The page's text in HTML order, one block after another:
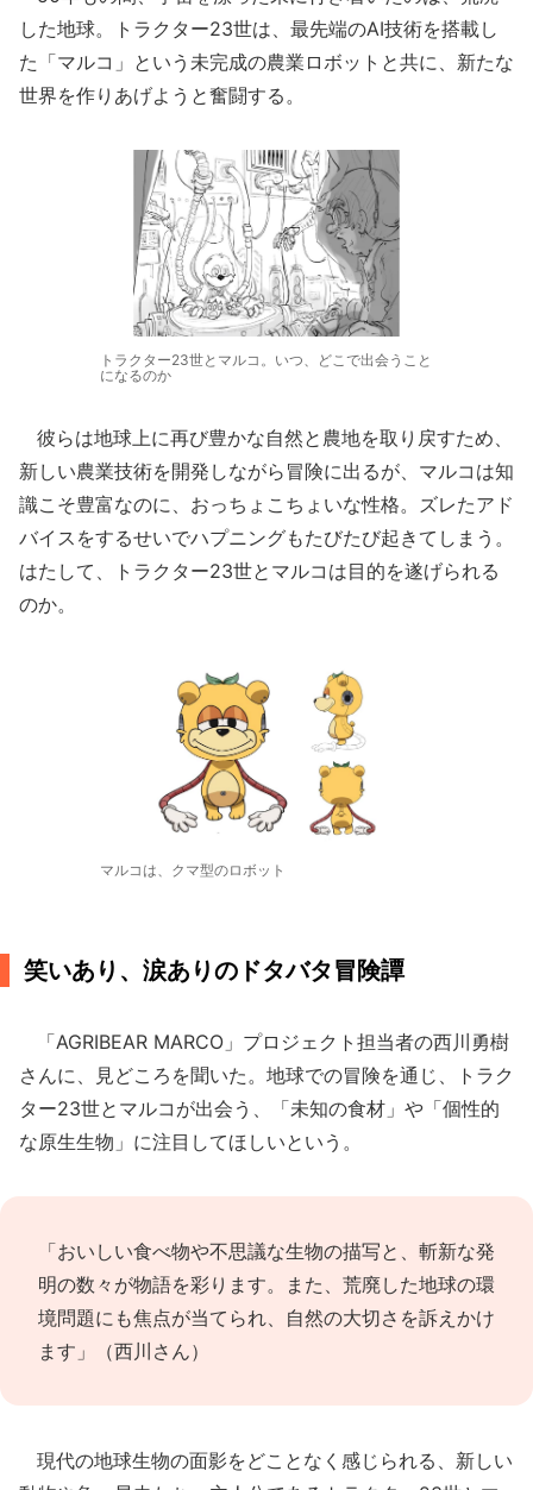
した地球。トラクター23世は、最先端のAI技術を搭載し
た「マルコ」という未完成の農業ロボットと共に、新たな
世界を作りあげようと奮闘する。
トラクター23世とマルコ。いつ、どこで出会うこと
になるのか
彼らは地球上に再び豊かな自然と農地を取り戻すため、
新しい農業技術を開発しながら冒険に出るが、マルコは知
識こそ豊富なのに、おっちょこちょいな性格。ズレたアド
バイスをするせいでハプニングもたびたび起きてしまう。
はたして、トラクター23世とマルコは目的を遂げられる
のか。
マルコは、クマ型のロボット
笑いあり、涙ありのドタバタ冒険譚
「AGRIBEAR MARCO」プロジェクト担当者の西川勇樹
さんに、見どころを聞いた。地球での冒険を通じ、トラク
ター23世とマルコが出会う、「未知の食材」や「個性的
な原生生物」に注目してほしいという。
「おいしい食べ物や不思議な生物の描写と、斬新な発
明の数々が物語を彩ります。また、荒廃した地球の環
境問題にも焦点が当てられ、自然の大切さを訴えかけ
ます」（西川さん）
現代の地球生物の面影をどことなく感じられる、新しい